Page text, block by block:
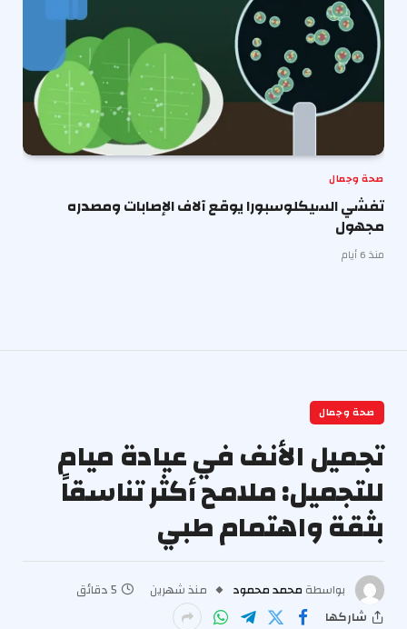
صحة وجمال
تفشي السيكلوسبورا يوقع آلاف الإصابات ومصدره
مجهول
منذ 6 أيام
صحة وجمال
تجميل الأنف في عيادة ميام
للتجميل: ملامح أكثر تناسقاً
بثقة واهتمام طبي
بواسطة محمد محمود منذ شهرين
5 دقائق
شاركها